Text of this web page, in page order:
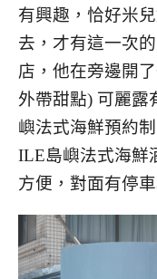
有興趣，恰好米
去，才有這一次
店，他在旁邊開
外帶甜點) 可麗露
嶼法式海鮮預約
ILE島嶼法式海鮮
方便，對面有停